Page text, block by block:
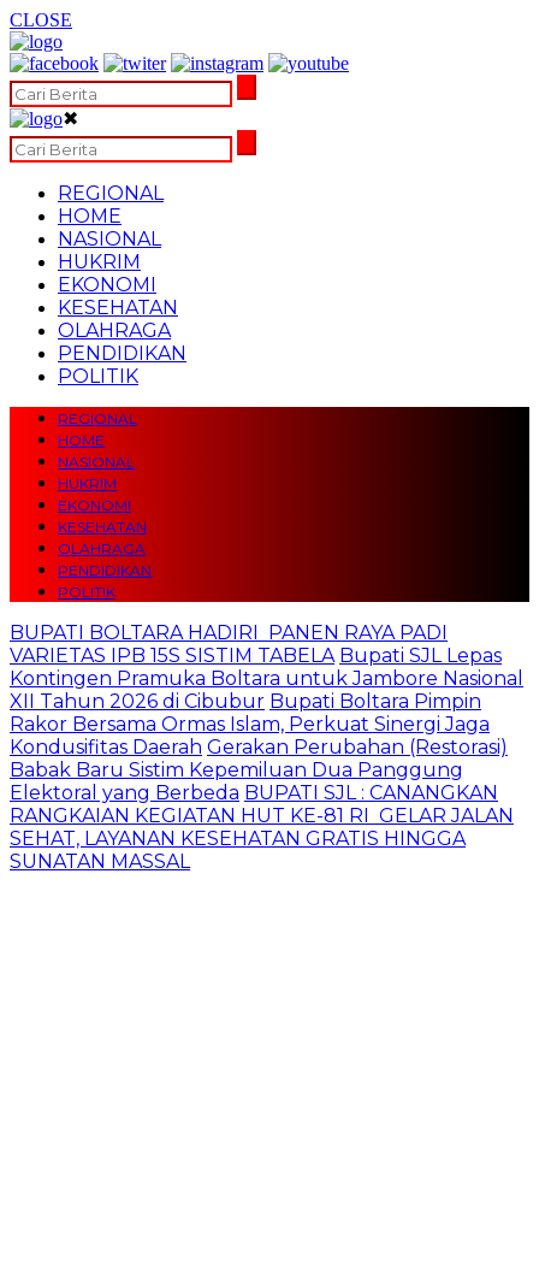
CLOSE
✖
REGIONAL
HOME
NASIONAL
HUKRIM
EKONOMI
KESEHATAN
OLAHRAGA
PENDIDIKAN
POLITIK
REGIONAL
HOME
NASIONAL
HUKRIM
EKONOMI
KESEHATAN
OLAHRAGA
PENDIDIKAN
POLITIK
BUPATI BOLTARA HADIRI PANEN RAYA PADI
VARIETAS IPB 15S SISTIM TABELA Bupati SJL Lepas
Kontingen Pramuka Boltara untuk Jambore Nasional
XII Tahun 2026 di Cibubur Bupati Boltara Pimpin
Rakor Bersama Ormas Islam, Perkuat Sinergi Jaga
Kondusifitas Daerah Gerakan Perubahan (Restorasi)
Babak Baru Sistim Kepemiluan Dua Panggung
Elektoral yang Berbeda BUPATI SJL : CANANGKAN
RANGKAIAN KEGIATAN HUT KE-81 RI GELAR JALAN
SEHAT, LAYANAN KESEHATAN GRATIS HINGGA
SUNATAN MASSAL